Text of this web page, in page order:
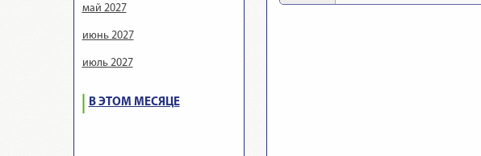
май 2027
июнь 2027
июль 2027
В ЭТОМ МЕСЯЦЕ